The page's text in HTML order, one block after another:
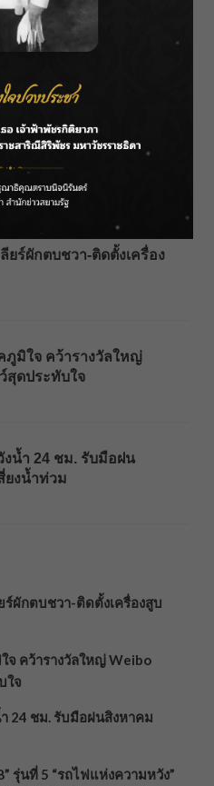
น: ศูนย์เรียนรู้เศรษฐกิจพอ
เกษตรผสมผสาน เปลี่ยน
OF WATER” สร้างความ
มั่นคงด้านน้ำสู่อนาคตยั่งยืน
ยร์ผักตบชวา-ติดตั้งเครื่อง
ภูมิใจ คว้ารางวัลใหญ่
สุดประทับใจ
งน้ำ 24 ชม. รับมือฝน
ยงน้ำท่วม
ร์ผักตบชวา-ติดตั้งเครื่องสูบ
จ คว้ารางวัลใหญ่ Weibo
ใจ
ำ 24 ชม. รับมือฝนสิงหาคม
รุ่นที่ 5 “รถไฟแห่งความหวัง”